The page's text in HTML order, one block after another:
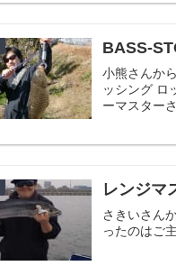
BASS-
小熊さんか
ッシング ロ
ーマスター
レンジマ
さきいさん
ったのはご